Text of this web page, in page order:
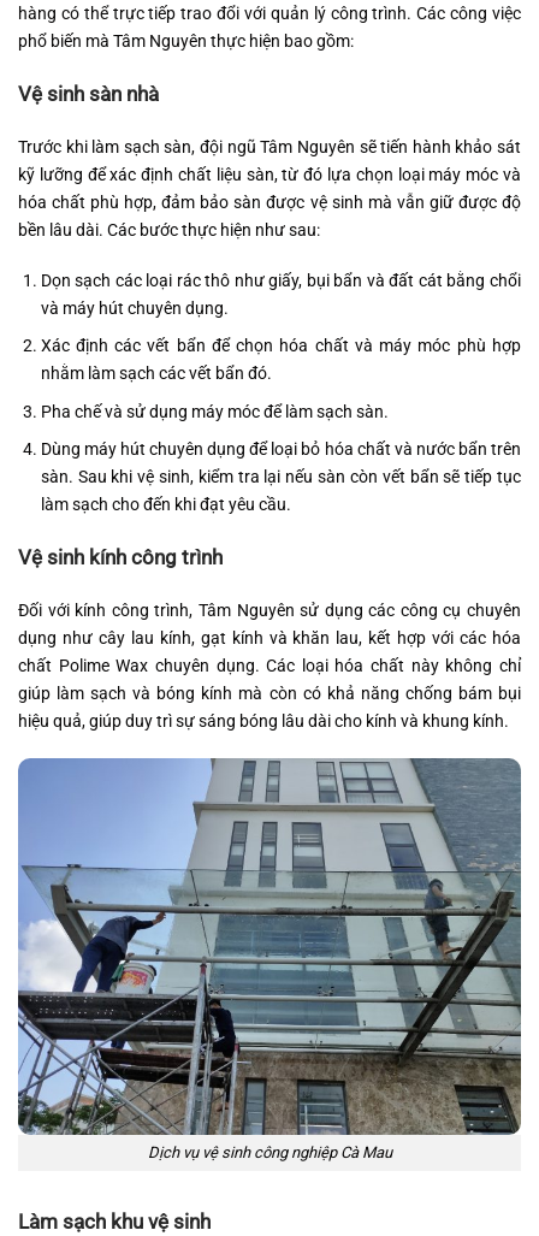
hàng có thể trực tiếp trao đổi với quản lý công trình. Các công việc
phổ biến mà Tâm Nguyên thực hiện bao gồm:
Vệ sinh sàn nhà
Trước khi làm sạch sàn, đội ngũ Tâm Nguyên sẽ tiến hành khảo sát
kỹ lưỡng để xác định chất liệu sàn, từ đó lựa chọn loại máy móc và
hóa chất phù hợp, đảm bảo sàn được vệ sinh mà vẫn giữ được độ
bền lâu dài. Các bước thực hiện như sau:
Dọn sạch các loại rác thô như giấy, bụi bẩn và đất cát bằng chổi
và máy hút chuyên dụng.
Xác định các vết bẩn để chọn hóa chất và máy móc phù hợp
nhằm làm sạch các vết bẩn đó.
Pha chế và sử dụng máy móc để làm sạch sàn.
Dùng máy hút chuyên dụng để loại bỏ hóa chất và nước bẩn trên
sàn. Sau khi vệ sinh, kiểm tra lại nếu sàn còn vết bẩn sẽ tiếp tục
làm sạch cho đến khi đạt yêu cầu.
Vệ sinh kính công trình
Đối với kính công trình, Tâm Nguyên sử dụng các công cụ chuyên
dụng như cây lau kính, gạt kính và khăn lau, kết hợp với các hóa
chất Polime Wax chuyên dụng. Các loại hóa chất này không chỉ
giúp làm sạch và bóng kính mà còn có khả năng chống bám bụi
hiệu quả, giúp duy trì sự sáng bóng lâu dài cho kính và khung kính.
Dịch vụ vệ sinh công nghiệp Cà Mau
Làm sạch khu vệ sinh